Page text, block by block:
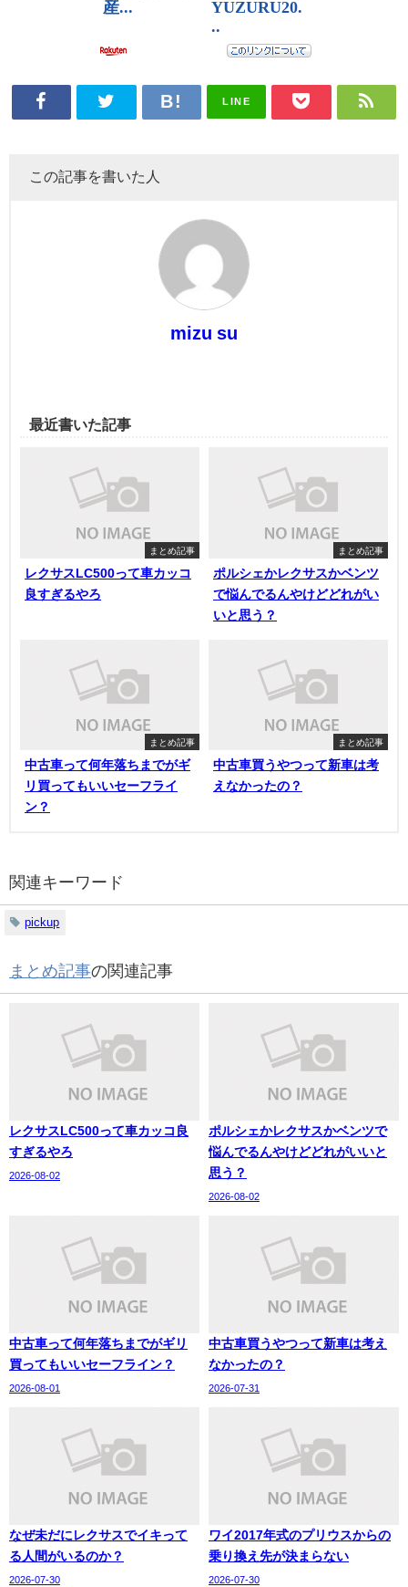
LINE
この記事を書いた人
mizu su
最近書いた記事
まとめ記事
レクサスLC500って車カッコ
良すぎるやろ
まとめ記事
ポルシェかレクサスかベンツ
で悩んでるんやけどどれがい
いと思う？
まとめ記事
中古車って何年落ちまでがギ
リ買ってもいいセーフライ
ン？
まとめ記事
中古車買うやつって新車は考
えなかったの？
関連キーワード
pickup
まとめ記事の関連記事
レクサスLC500って車カッコ良
すぎるやろ
2026-08-02
ポルシェかレクサスかベンツで
悩んでるんやけどどれがいいと
思う？
2026-08-02
中古車って何年落ちまでがギリ
買ってもいいセーフライン？
2026-08-01
中古車買うやつって新車は考え
なかったの？
2026-07-31
なぜ未だにレクサスでイキって
る人間がいるのか？
2026-07-30
ワイ2017年式のプリウスからの
乗り換え先が決まらない
2026-07-30